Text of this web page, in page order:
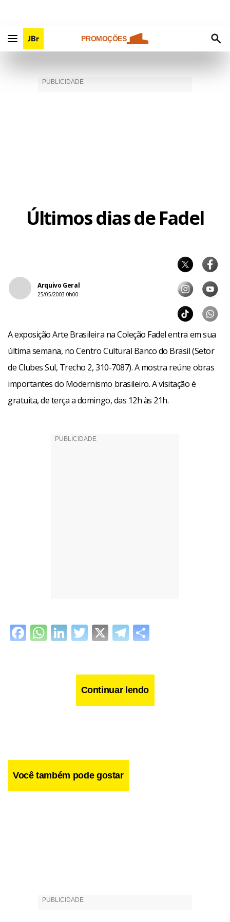
PROMOÇÕES
Últimos dias de Fadel
Arquivo Geral
25/05/2003 0h00
A exposição Arte Brasileira na Coleção Fadel entra em sua
última semana, no Centro Cultural Banco do Brasil (Setor
de Clubes Sul, Trecho 2, 310-7087). A mostra reúne obras
importantes do Modernismo brasileiro. A visitação é
gratuita, de terça a domingo, das 12h às 21h.
Facebook
WhatsApp
LinkedIn
Twitter
X Telegram
Continuar lendo
Você também pode gostar